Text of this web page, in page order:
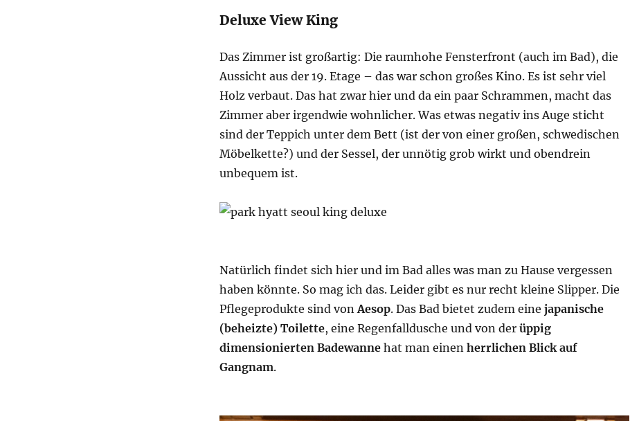
Deluxe View King
Das Zimmer ist großartig: Die raumhohe Fensterfront (auch im Bad), die
Aussicht aus der 19. Etage – das war schon großes Kino. Es ist sehr viel
Holz verbaut. Das hat zwar hier und da ein paar Schrammen, macht das
Zimmer aber irgendwie wohnlicher. Was etwas negativ ins Auge sticht
sind der Teppich unter dem Bett (ist der von einer großen, schwedischen
Möbelkette?) und der Sessel, der unnötig grob wirkt und obendrein
unbequem ist.
Natürlich findet sich hier und im Bad alles was man zu Hause vergessen
haben könnte. So mag ich das. Leider gibt es nur recht kleine Slipper. Die
Pflegeprodukte sind vonAesop. Das Bad bietet zudem eine japanische
(beheizte) Toilette, eine Regenfalldusche und von der üppig
dimensionierten Badewannehat man einen herrlichen Blick auf
Gangnam.